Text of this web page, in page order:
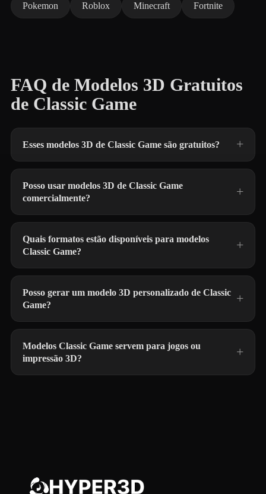
Pokemon Roblox Minecraft Fortnite
FAQ de Modelos 3D Gratuitos
de Classic Game
Esses modelos 3D de Classic Game são gratuitos?
Posso usar modelos 3D de Classic Game
comercialmente?
Quais formatos estão disponíveis para modelos
Classic Game?
Posso gerar um modelo 3D personalizado de Classic
Game?
Modelos Classic Game servem para jogos ou
impressão 3D?